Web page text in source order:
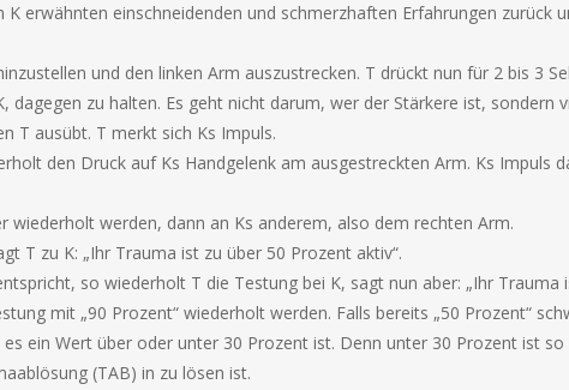
erwähnten einschneidenden und schmerzhaften Erfahrungen zurück
und den linken Arm auszustrecken. T drückt nun für 2 bis 3
zu halten. Es geht nicht darum, wer der Stärkere ist, sondern
T ausübt. T merkt sich Ks Impuls.
den Druck auf Ks Handgelenk am ausgestreckten Arm. Ks Impuls
wiederholt werden, dann an Ks anderem, also dem rechten Arm.
T zu K: „Ihr Trauma ist zu über 50 Prozent aktiv“.
so wiederholt T die Testung bei K, sagt nun aber: „Ihr Trauma
mit „90 Prozent“ wiederholt werden. Falls bereits „50 Prozent“
ein Wert über oder unter 30 Prozent ist. Denn unter 30 Prozent ist so
(TAB) in zu lösen ist.